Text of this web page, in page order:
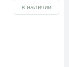
в наличии